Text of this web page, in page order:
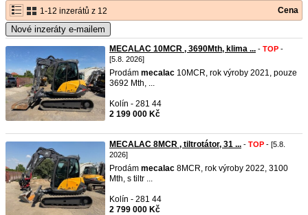
1-12 inzerátů z 12 Cena
Nové inzeráty e-mailem
MECALAC 10MCR , 3690Mth, klima ... - TOP -
[5.8. 2026]
Prodám mecalac 10MCR, rok výroby 2021, pouze
3692 Mth, ...
Kolín - 281 44
2 199 000 Kč
MECALAC 8MCR , tiltrotátor, 31 ... - TOP - [5.8.
2026]
Prodám mecalac 8MCR, rok výroby 2022, 3100
Mth, s tiltr ...
Kolín - 281 44
2 799 000 Kč